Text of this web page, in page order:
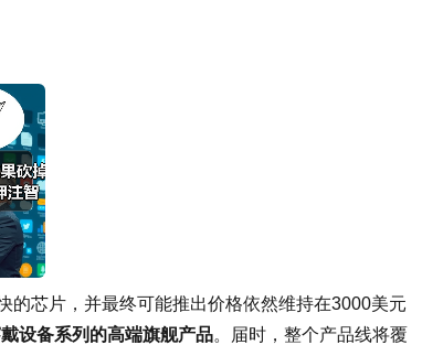
芯片，并最终可能推出价格依然维持在3000美元
设备系列的高端旗舰产品。届时，整个产品线将覆